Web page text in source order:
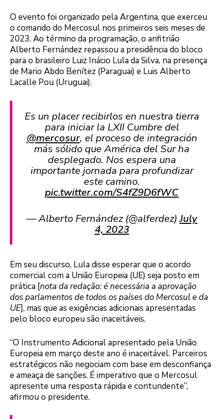
O evento foi organizado pela Argentina, que exerceu
o comando do Mercosul nos primeiros seis meses de
2023. Ao término da programação, o anfitrião
Alberto Fernández repassou a presidência do bloco
para o brasileiro Luiz Inácio Lula da Silva, na presença
de Mario Abdo Benítez (Paraguai) e Luis Alberto
Lacalle Pou (Uruguai).
Es un placer recibirlos en nuestra tierra
para iniciar la LXII Cumbre del
@mercosur, el proceso de integración
más sólido que América del Sur ha
desplegado. Nos espera una
importante jornada para profundizar
este camino.
pic.twitter.com/S4fZ9D6fWC
— Alberto Fernández (@alferdez)July
4, 2023
Em seu discurso, Lula disse esperar que o acordo
comercial com a União Europeia (UE) seja posto em
prática [nota da redação: é necessária a aprovação
dos parlamentos de todos os países do Mercosul e da
UE], mas que as exigências adicionais apresentadas
pelo bloco europeu são inaceitáveis.
“O Instrumento Adicional apresentado pela União
Europeia em março deste ano é inaceitável. Parceiros
estratégicos não negociam com base em desconfiança
e ameaça de sanções. É imperativo que o Mercosul
apresente uma resposta rápida e contundente”,
afirmou o presidente.